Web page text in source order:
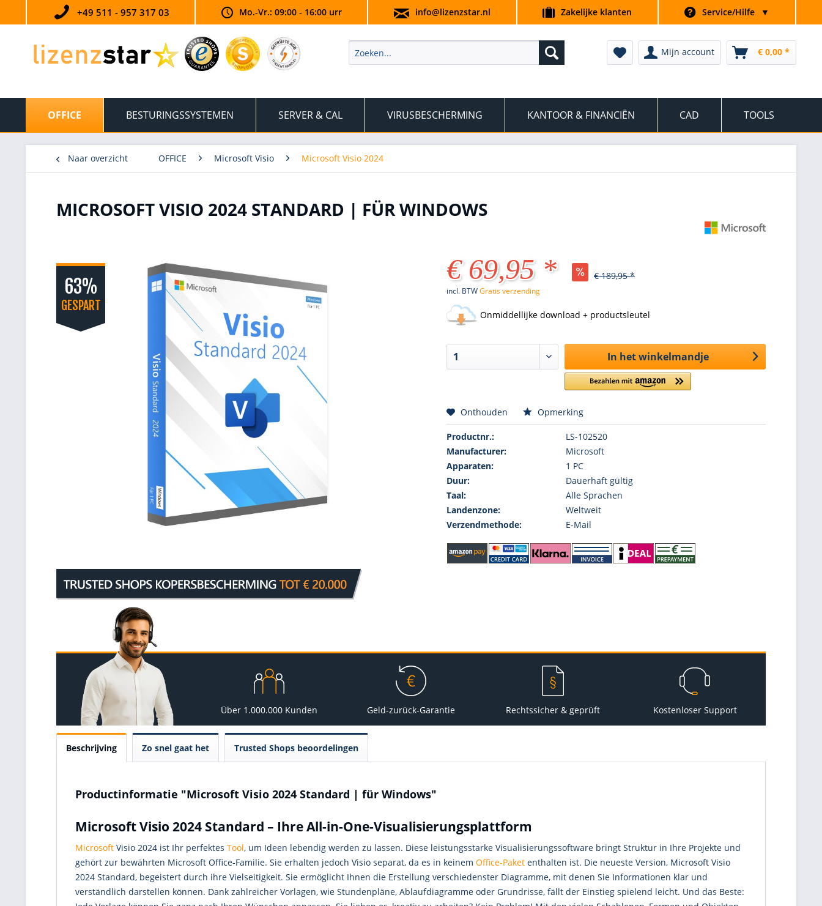
+49 511 - 957 317 03 Mo.-Vr.: 09:00 - 16:00 urr info@lizenzstar.nl Zakelijke klanten Service/Hilfe ▼
Mijn account € 0,00 *
OFFICE BESTURINGSSYSTEMEN SERVER & CAL VIRUSBESCHERMING KANTOOR & FINANCIËN CAD TOOLS
Naar overzicht OFFICE Microsoft Visio Microsoft Visio 2024
MICROSOFT VISIO 2024 STANDARD | FÜR WINDOWS
63%
GESPART
€ 69,95 * € 189,95 *
incl. BTWGratis verzending
Onmiddellijke download + productsleutel
In het winkelmandje
Onthouden Opmerking
Productnr.:
LS-102520
Manufacturer:
Microsoft
Apparaten:
1 PC
Duur:
Dauerhaft gültig
Taal:
Alle Sprachen
Landenzone:
Weltweit
Verzendmethode:
E-Mail
Über 1.000.000 Kunden Geld-zurück-Garantie Rechtssicher & geprüft Kostenloser Support
Beschrijving Zo snel gaat het Trusted Shops beoordelingen
Productinformatie "Microsoft Visio 2024 Standard | für Windows"
Microsoft Visio 2024 Standard – Ihre All-in-One-Visualisierungsplattform
Microsoft Visio 2024 ist Ihr perfektes Tool, um Ideen lebendig werden zu lassen. Diese leistungsstarke Visualisierungssoftware bringt Struktur in Ihre Projekte und
gehört zur bewährten Microsoft Office-Familie. Sie erhalten jedoch Visio separat, da es in keinem Office-Paket enthalten ist. Die neueste Version, Microsoft Visio
2024 Standard, begeistert durch ihre Vielseitigkeit. Sie ermöglicht Ihnen die Erstellung verschiedenster Diagramme, mit denen Sie Informationen klar und
verständlich darstellen können. Dank zahlreicher Vorlagen, wie Stundenpläne, Ablaufdiagramme oder Grundrisse, fällt der Einstieg spielend leicht. Und das Beste: